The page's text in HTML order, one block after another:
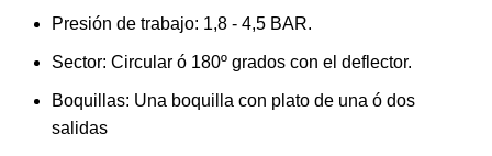
Presión de trabajo: 1,8 - 4,5 BAR.
Sector: Circular ó 180º grados con el deflector.
Boquillas: Una boquilla con plato de una ó dos
salidas